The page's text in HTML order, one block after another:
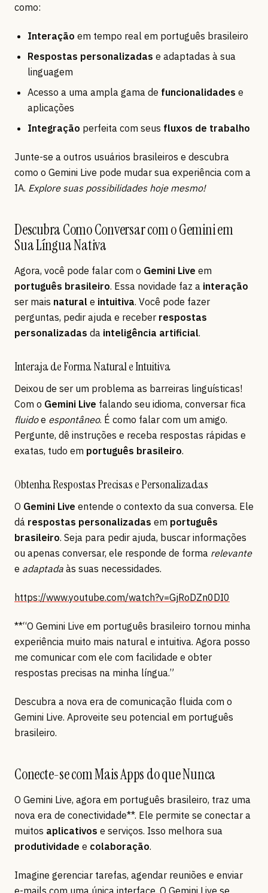
como:
Interação em tempo real em português brasileiro
Respostas personalizadas e adaptadas à sua
linguagem
Acesso a uma ampla gama de funcionalidades e
aplicações
Integração perfeita com seus fluxos de trabalho
Junte-se a outros usuários brasileiros e descubra
como o Gemini Live pode mudar sua experiência com a
IA. Explore suas possibilidades hoje mesmo!
Descubra Como Conversar com o Gemini em
Sua Língua Nativa
Agora, você pode falar com o Gemini Live em
português brasileiro. Essa novidade faz a interação
ser mais natural e intuitiva. Você pode fazer
perguntas, pedir ajuda e receber respostas
personalizadas da inteligência artificial.
Interaja de Forma Natural e Intuitiva
Deixou de ser um problema as barreiras linguísticas!
Com o Gemini Live falando seu idioma, conversar fica
fluidoe espontâneo. É como falar com um amigo.
Pergunte, dê instruções e receba respostas rápidas e
exatas, tudo em português brasileiro.
Obtenha Respostas Precisas e Personalizadas
O Gemini Live entende o contexto da sua conversa. Ele
dá respostas personalizadas em português
brasileiro. Seja para pedir ajuda, buscar informações
ou apenas conversar, ele responde de forma relevante
e adaptada às suas necessidades.
https://www.youtube.com/watch?v=GjRoDZn0DI0
**“O Gemini Live em português brasileiro tornou minha
experiência muito mais natural e intuitiva. Agora posso
me comunicar com ele com facilidade e obter
respostas precisas na minha língua.”
Descubra a nova era de comunicação fluida com o
Gemini Live. Aproveite seu potencial em português
brasileiro.
Conecte-se com Mais Apps do que Nunca
O Gemini Live, agora em português brasileiro, traz uma
nova era de conectividade**. Ele permite se conectar a
muitos aplicativos e serviços. Isso melhora sua
produtividade e colaboração.
Imagine gerenciar tarefas, agendar reuniões e enviar
e-mails com uma única interface. O Gemini Live se